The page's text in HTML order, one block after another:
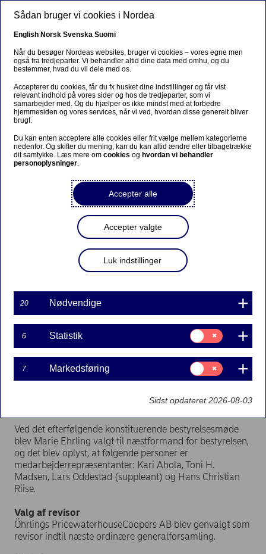
Gå til hovedindhold
Beslutninger på Nordeas
generalforsamling 2016
Pressemeddelelse | 17-03-2016 19:20
På dagens ordinære generalforsamling i Nordea
Bank AB (publ) blev resultatopgørelsen og
balancen for 2015 godkendt. Generalforsamlingen
vedtog en udbyttebetaling på 0,64 euro pr. aktie og
fastsatte afstemningsdagen for udbyttebetalingen
til 21. marts 2016. Bestyrelsen og koncernchefen
blev meddelt decharge for året 2015. Samtlige
medlemmer af bestyrelsen blev genvalgt, og Björn
Wahlroos blev genvalgt til formand for bestyrelsen.
Generalforsamlingen bemyndigede bestyrelsen til
instrumenter samt godkende fusionsplaner mellem
Nordea og datterbankerne Nordea Bank Danmark,
Nordea Bank Finland og Nordea Bank Norge.
Valg af bestyrelse
Björn Wahlroos, Marie Ehrling, Tom Knutzen, Robin
Lawther, Lars G Nordström, Sarah Russell, Silvija Seres,
Kari Stadigh og Birger Steen blev genvalgt til bestyrelsen
Wahlroos blev genvalgt til formand for bestyrelsen.
Ved det efterfølgende konstituerende bestyrelsesmøde
blev Marie Ehrling valgt til næstformand for bestyrelsen,
og det blev oplyst, at følgende personer er
medarbejderrepræsentanter: Kari Ahola, Toni H.
Madsen, Lars Oddestad (suppleant) og Hans Christian
Riise.
Valg af revisor
Öhrlings PricewaterhouseCoopers AB blev genvalgt som
revisor indtil næste ordinære generalforsamling.
Sådan bruger vi cookies i Nordea
English Norsk Svenska Suomi
Når du besøger Nordeas websites, bruger vi cookies – vores egne men
også fra tredjeparter. Vi behandler altid dine data med omhu, og du
bestemmer, hvad du vil dele med os.
Accepterer du cookies, får du fx husket dine indstillinger og får vist
relevant indhold på vores sider og hos de tredjeparter, som vi
samarbejder med. Og du hjælper os ikke mindst med at forbedre
hjemmesiden og vores services, når vi ved, hvordan disse generelt bliver
brugt.
Du kan enten acceptere alle cookies eller frit vælge mellem kategorierne
nedenfor. Og skifter du mening, kan du kan altid ændre eller tilbagetrække
dit samtykke. Læs mere omcookies og hvordan vi behandler
personoplysninger.
Accepter alle
Accepter valgte
Luk indstillinger
20 Nødvendige
6 Statistik
Samtykke
til:
Statistik
7 Markedsføring
Samtykke
til:
Markedsføring
Sidst opdateret 2026-08-03